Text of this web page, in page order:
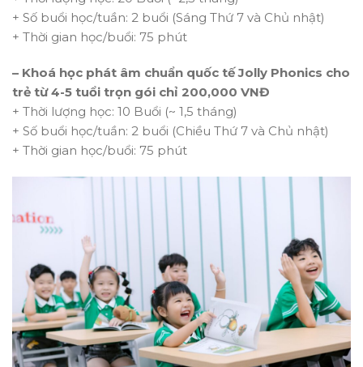
+ Số buổi học/tuần: 2 buổi (Sáng Thứ 7 và Chủ nhật)
+ Thời gian học/buổi: 75 phút
– Khoá học phát âm chuẩn quốc tế Jolly Phonics cho
trẻ từ 4-5 tuổi trọn gói chỉ 200,000 VNĐ
+ Thời lượng học: 10 Buổi (~ 1,5 tháng)
+ Số buổi học/tuần: 2 buổi (Chiều Thứ 7 và Chủ nhật)
+ Thời gian học/buổi: 75 phút